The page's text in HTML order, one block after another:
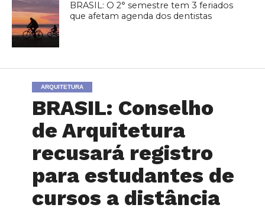
BRASIL: O 2° semestre tem 3 feriados
que afetam agenda dos dentistas
ARQUITETURA
BRASIL: Conselho
de Arquitetura
recusará registro
para estudantes de
cursos a distância